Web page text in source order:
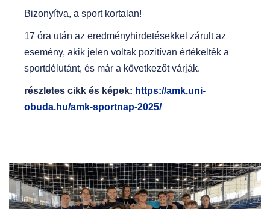
Bizonyítva, a sport kortalan!
17 óra után az eredményhirdetésekkel zárult az
esemény, akik jelen voltak pozitívan értékelték a
sportdélutánt, és már a következőt várják.
részletes cikk és képek: https://amk.uni-
obuda.hu/amk-sportnap-2025/